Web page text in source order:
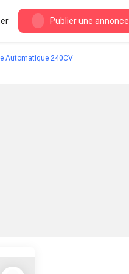
Publier une annonce
Automatique 240CV